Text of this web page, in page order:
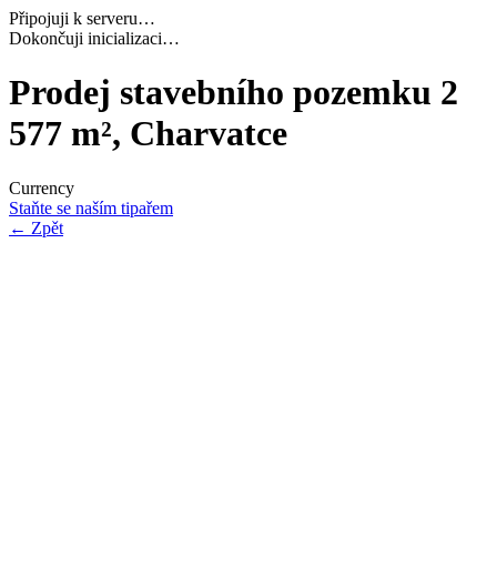
Připojuji k serveru…
Navazuji bezpečné spojení…
Prodej stavebního pozemku 2
577 m², Charvatce
Currency
Staňte se naším tipařem
← Zpět